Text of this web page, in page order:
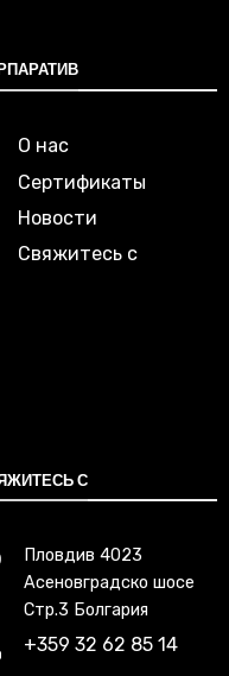
О нас
Сертификаты
Новости
Свяжитесь с
С
Пловдив 4023
Асеновградско шосе
Стр.3 Болгария
+359 32 62 85 14